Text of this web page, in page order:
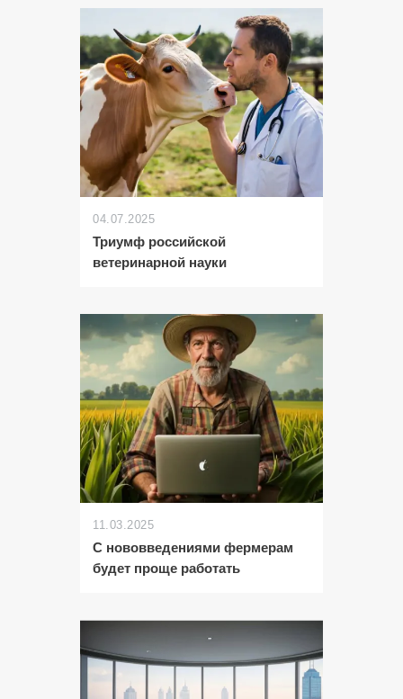
04.07.2025
Триумф российской
ветеринарной науки
11.03.2025
С нововведениями фермерам
будет проще работать